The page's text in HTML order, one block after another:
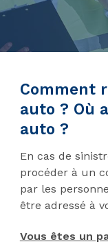
Comment
auto ? Où
auto ?
En cas de
procéder à un
par les
être adressé à
Vous êtes un